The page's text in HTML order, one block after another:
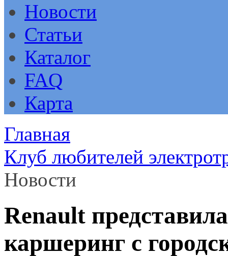
Новости
Статьи
Каталог
FAQ
Карта
Главная
Клуб любителей
Новости
Renault
каршеринг с